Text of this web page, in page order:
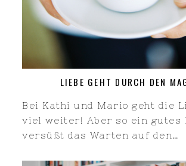
LIEBE GEHT DURCH DEN
Bei Kathi und Mario geht die
viel weiter! Aber so ein gutes
versüßt das Warten auf den…